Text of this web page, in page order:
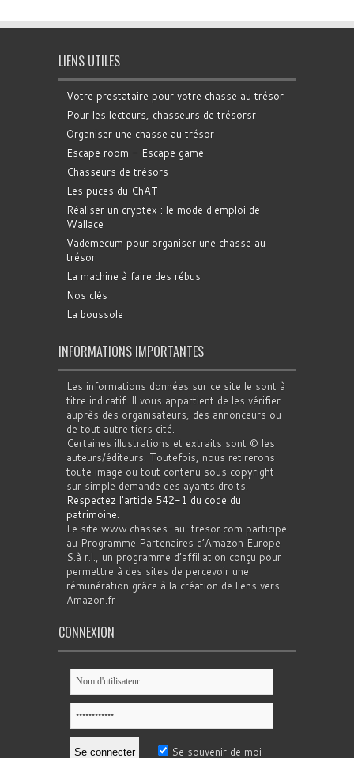
LIENS UTILES
Votre prestataire pour votre chasse au trésor
Pour les lecteurs, chasseurs de trésorsr
Organiser une chasse au trésor
Escape room - Escape game
Chasseurs de trésors
Les puces du ChAT
Réaliser un cryptex : le mode d'emploi de
Wallace
Vademecum pour organiser une chasse au
trésor
La machine à faire des rébus
Nos clés
La boussole
INFORMATIONS IMPORTANTES
Les informations données sur ce site le sont à
titre indicatif. Il vous appartient de les vérifier
auprès des organisateurs, des annonceurs ou
de tout autre tiers cité.
Certaines illustrations et extraits sont © les
auteurs/éditeurs. Toutefois, nous retirerons
toute image ou tout contenu sous copyright
sur simple demande des ayants droits.
Respectez l'article 542-1 du code du
patrimoine.
Le site www.chasses-au-tresor.com participe
au Programme Partenaires d’Amazon Europe
S.à r.l., un programme d’affiliation conçu pour
permettre à des sites de percevoir une
rémunération grâce à la création de liens vers
Amazon.fr
CONNEXION
Se souvenir de moi